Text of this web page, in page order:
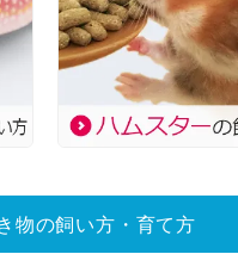
物の飼い方・育て方